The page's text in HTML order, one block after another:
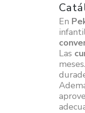
En
Las